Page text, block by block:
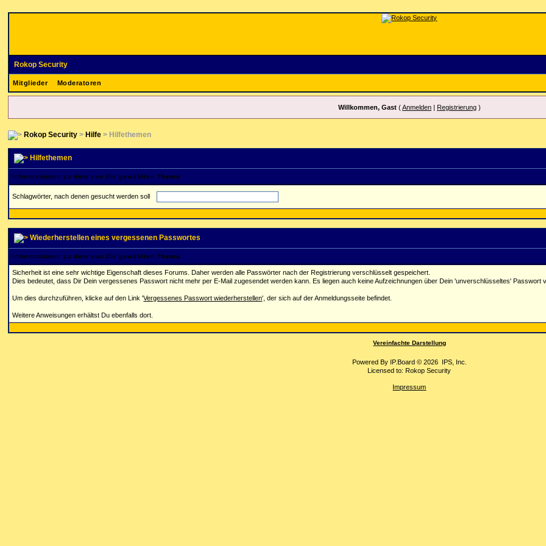
Rokop Security
Mitglieder Moderatoren
Willkommen, Gast(Anmelden| Registrierung)
Rokop Security > Hilfe > Hilfethemen
Hilfethemen
Informationen zu dem von Dir gewählten Thema
Schlagwörter, nach denen gesucht werden soll
Wiederherstellen eines vergessenen Passwortes
Informationen zu dem von Dir gewählten Thema
Sicherheit ist eine sehr wichtige Eigenschaft dieses Forums. Daher werden alle Passwörter nach der Registrierung verschlüsselt gespeichert.
Dies bedeutet, dass Dir Dein vergessenes Passwort nicht mehr per E-Mail zugesendet werden kann. Es liegen auch keine Aufzeichnungen über Dein 'unverschlüsseltes'
Um dies durchzuführen, klicke auf den Link 'Vergessenes Passwort wiederherstellen', der sich auf der Anmeldungsseite befindet.
Weitere Anweisungen erhältst Du ebenfalls dort.
Vereinfachte Darstellung
Powered By IP.Board© 2026 IPS, Inc
Licensed to: Rokop Security
Impressum